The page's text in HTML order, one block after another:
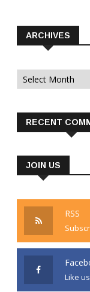
ARCHIVES
Archives
RECENT
JOIN US
RSS
Like